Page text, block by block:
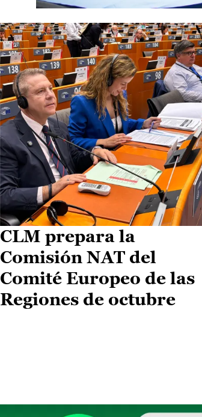
CLM prepara la
Comisión NAT del
Comité Europeo de las
Regiones de octubre